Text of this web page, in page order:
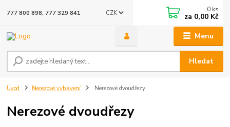
Menu
CZK
Hledat
777 800 898, 777 329 841 0 ks
za 0,00 Kč
Úvod Nerezové vybavení Nerezové dvoudřezy
Nerezové dvoudřezy